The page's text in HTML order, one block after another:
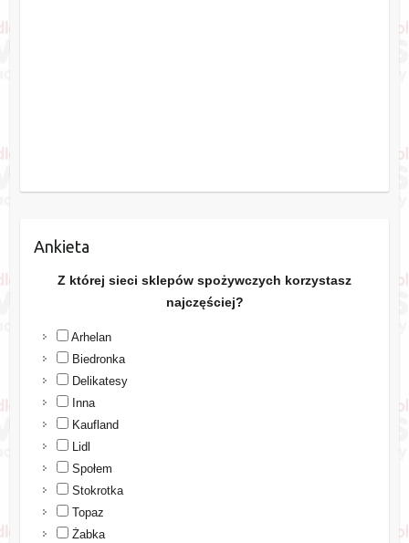
Ankieta
Z której sieci sklepów spożywczych korzystasz
najczęściej?
Arhelan
Biedronka
Delikatesy
Inna
Kaufland
Lidl
Społem
Stokrotka
Topaz
Żabka